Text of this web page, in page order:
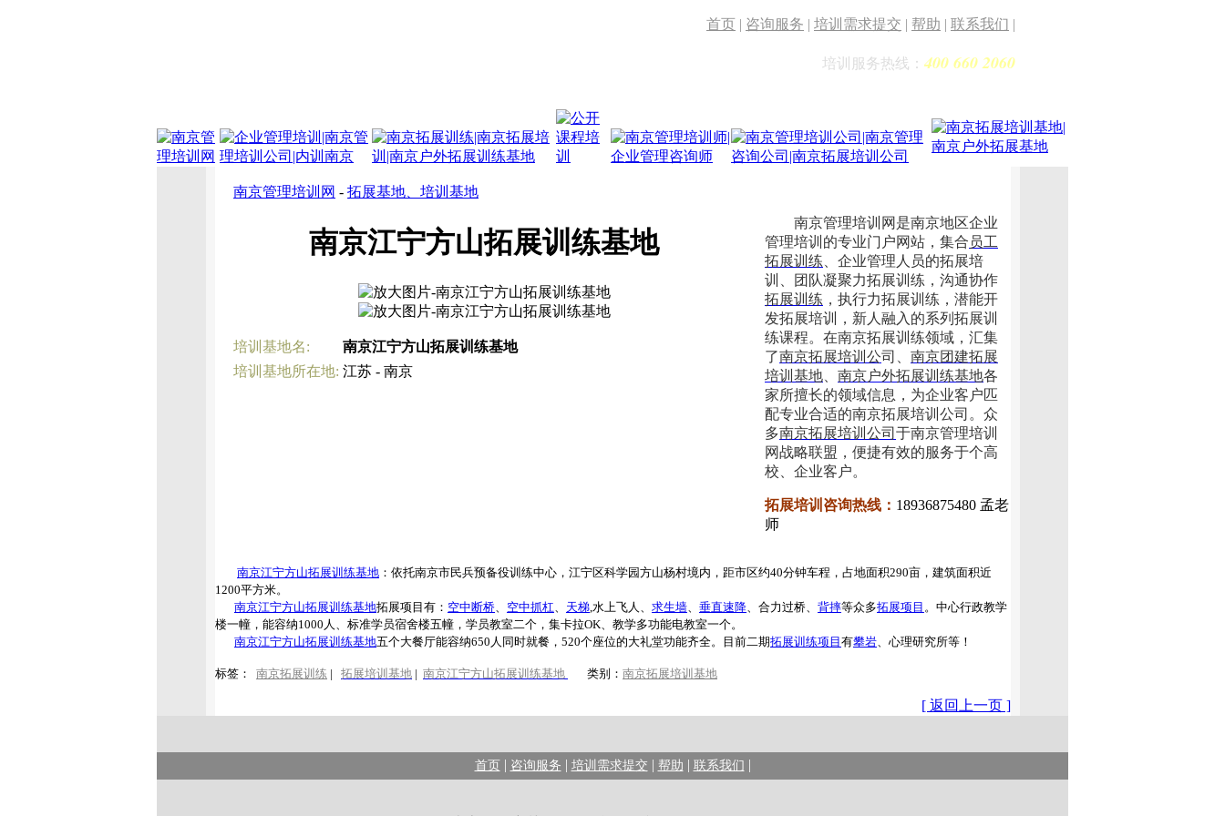
首页 | 咨询服务 | 培训需求提交 | 帮助 | 联系我们 |
培训服务热线： 400 660 2060
南京管理培训网 - 拓展基地、培训基地
南京江宁方山拓展训练基地
培训基地名:
南京江宁方山拓展训练基地
培训基地所在地: 江苏 - 南京
南京管理培训网是南京地区企业
管理培训的专业门户网站，集合 员工
拓展训练 、企业管理人员的拓展培
训、团队凝聚力拓展训练，沟通协作
拓展训练 ，执行力拓展训练，潜能开
发拓展培训，新人融入的系列拓展训
练课程。在南京拓展训练领域，汇集
了南京拓展培训公司、 南京团建拓展
培训基地
南京户外拓展训练基地各
家所擅长的领域信息，为企业客户匹
配专业合适的南京拓展培训公司。众
多南京拓展培训公司 于南京管理培训
网战略联盟，便捷有效的服务于个高
校、企业客户。
拓展培训咨询热线： 18936875480 孟老
师
南京江宁方山拓展训练基地 ：依托南京市民兵预备役训练中心，江宁区科学园方山杨村境内，距市区约40分钟车程，占地面积290亩，建筑面积近
1200平方米。
南京江宁方山拓展训练基地拓展项目有： 空中断桥、 空中抓杠、 天梯,水上飞人、 求生墙、 垂直速降、合力过桥、 背摔等众多拓展项目 。中心行政教学
楼一幢，能容纳1000人、标准学员宿舍楼五幢，学员教室二个，集卡拉OK、教学多功能电教室一个。
南京江宁方山拓展训练基地五个大餐厅能容纳650人同时就餐，520个座位的大礼堂功能齐全。目前二期拓展训练项目 有攀岩、心理研究所等！
标签： 南京拓展训练 | 拓展培训基地 | 南京江宁方山拓展训练基地 类别： 南京拓展培训基地
[ 返回上一页 ]
首页 | 咨询服务 | 培训需求提交 | 帮助 | 联系我们 |